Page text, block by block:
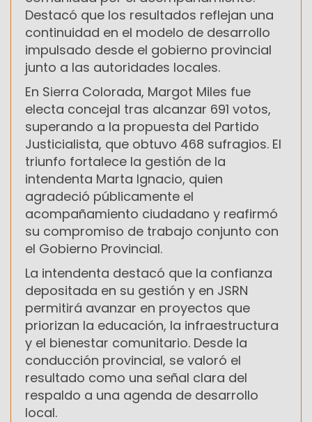
Destacó que los resultados reflejan una
continuidad en el modelo de desarrollo
impulsado desde el gobierno provincial
junto a las autoridades locales.
En Sierra Colorada, Margot Miles fue
electa concejal tras alcanzar 691 votos,
superando a la propuesta del Partido
Justicialista, que obtuvo 468 sufragios. El
triunfo fortalece la gestión de la
intendenta Marta Ignacio, quien
agradeció públicamente el
acompañamiento ciudadano y reafirmó
su compromiso de trabajo conjunto con
el Gobierno Provincial.
La intendenta destacó que la confianza
depositada en su gestión y en JSRN
permitirá avanzar en proyectos que
priorizan la educación, la infraestructura
y el bienestar comunitario. Desde la
conducción provincial, se valoró el
resultado como una señal clara del
respaldo a una agenda de desarrollo
local.